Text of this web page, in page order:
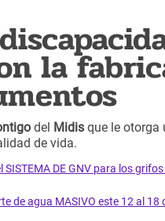
la
del Midis que le otorga
de vida.
SISTEMA DE GNV para los
de agua MASIVO este 12 al